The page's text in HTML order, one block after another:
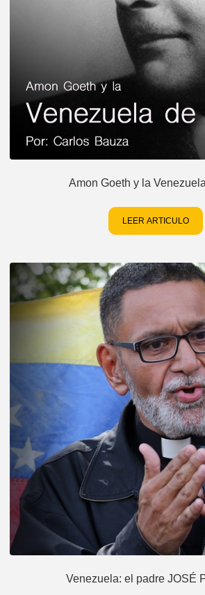
Amon Goeth y la
LEER ARTICULO
Venezuela: el padre JOSÉ